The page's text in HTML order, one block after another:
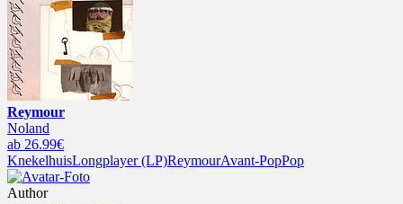
Reymour
Noland
ab 26.99€
KnekelhuisLongplayer (LP)ReymourAvant-PopPop
Author